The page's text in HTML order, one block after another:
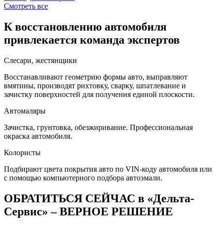
Смотреть все
К восстановлению автомобиля
привлекается команда экспертов
Слесари, жестянщики
Восстанавливают геометрию формы авто, выправляют
вмятины, производят рихтовку, сварку, шпатлевание и
зачистку поверхностей для получения единой плоскости.
Автомаляры
Зачистка, грунтовка, обезжиривание. Профессиональная
окраска автомобиля.
Колористы
Подбирают цвета покрытия авто по VIN-коду автомобиля или
с помощью компьютерного подбора автоэмали.
ОБРАТИТЬСЯ СЕЙЧАС в «Дельта-
Сервис» – ВЕРНОЕ РЕШЕНИЕ